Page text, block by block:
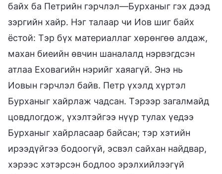
байх ба Петрийн гэрчлэл—Бурханыг гэх дээд
зэргийн хайр. Нэг талаар чи Иов шиг байх
ёстой: Тэр бүх материаллаг хөрөнгөө алдаж,
махан биеийн өвчин шаналалд нэрвэгдсэн
атлаа Еховагийн нэрийг хаяагүй. Энэ нь
Иовын гэрчлэл байв. Петр үхэлд хүртэл
Бурханыг хайрлаж чадсан. Тэрээр загалмайд
цовдлогдож, үхэлтэйгээ нүүр тулах үедээ
Бурханыг хайрласаар байсан; тэр хэтийн
ирээдүйгээ бодоогүй, эсвэл сайхан найдвар,
хэрээс хэтэрсэн бодлоо эрэлхийлээгүй